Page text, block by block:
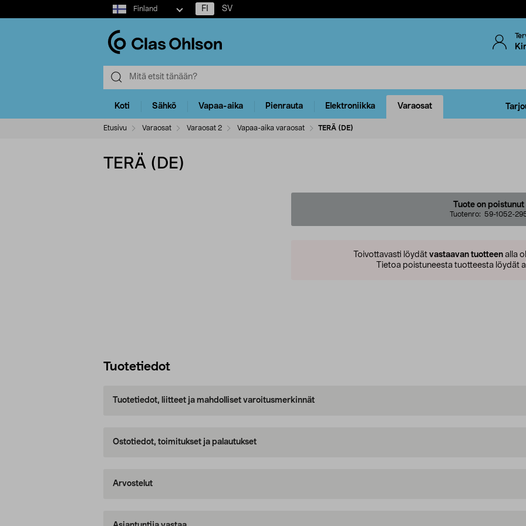
Select
market
Finland FI SV
Koti Sähkö Vapaa-aika Pienrauta Elektroniikka Varaosat
Etusivu Varaosat Varaosat 2 Vapaa-aika varaosat TERÄ (DE)
TERÄ (DE)
Tuote on poistunut
Tuotenro: 59-1052-
Toivottavasti löydät vastaavan tuotteen alla
Tietoa poistuneesta tuotteesta löydät
Tuotetiedot
Tuotetiedot, liitteet ja mahdolliset varoitusmerkinnät
Ostotiedot, toimitukset ja palautukset
Arvostelut